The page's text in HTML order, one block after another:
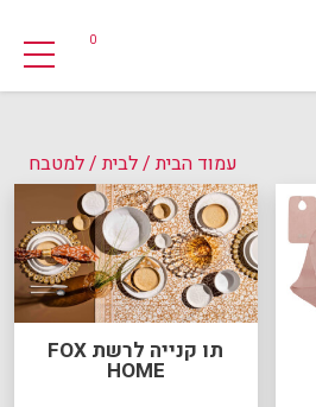
0
עמוד הבית/לבית/ למטבח
תו קנייה לרשת FOX
HOME